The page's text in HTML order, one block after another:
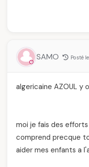
SAMO Posté
algericaine AZOUL y
moi je fais des
comprend precque
aider mes enfants a